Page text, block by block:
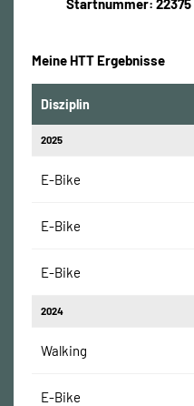
Startnummer: 22375
Meine HTT Ergebnisse
Disziplin
2025
E-Bike
E-Bike
E-Bike
2024
Walking
E-Bike